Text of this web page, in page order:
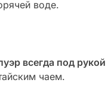
воде.
всегда под рукой
чаем.